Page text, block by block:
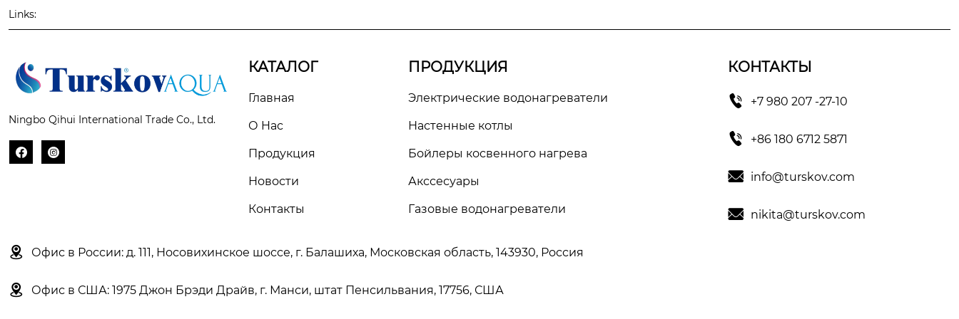
Links:
Ningbo Qihui International Trade Co., Ltd.
 
КАТАЛОГ
Главная
О Hас
Продукция
Новости
Контакты
ПРОДУКЦИЯ
Электрические водонагреватели
Настенные котлы
Бойлеры косвенного нагрева
Акссесуары
Газовые водонагреватели
КОНТАКТЫ
 +7 980 207 -27-10
 +86 180 6712 5871
 info@turskov.com
 nikita@turskov.com
 Офис в России: д. 111, Носовихинское шоссе, г. Балашиха, Московская область, 143930, Россия
 Офис в США: 1975 Джон Брэди Драйв, г. Манси, штат Пенсильвания, 17756, США